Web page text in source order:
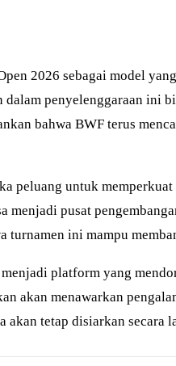
2026 sebagai model
penyelenggaraan ini
bahwa BWF terus
peluang untuk
pusat
turnamen ini mampu
platform yang
akan menawarkan
tetap disiarkan